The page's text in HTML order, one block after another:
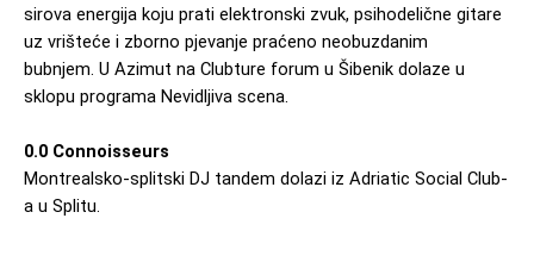
sirova energija koju prati elektronski zvuk, psihodelične gitare
uz vrišteće i zborno pjevanje praćeno neobuzdanim
bubnjem. U Azimut na Clubture forum u Šibenik dolaze u
sklopu programa Nevidljiva scena.
0.0 Connoisseurs
Montrealsko-splitski DJ tandem dolazi iz Adriatic Social Club-
a u Splitu.